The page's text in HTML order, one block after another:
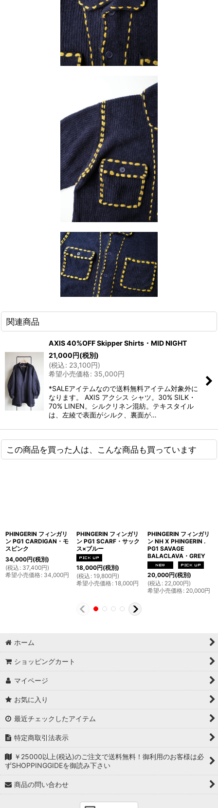
関連商品
AXIS 40%OFF Skipper Shirts・MID NIGHT
21,000円(税別)
(税込: 23,100円)
希望小売価格: 35,000円
*SALEアイテムなので送料無料アイテム対象外に
なります。 AXIS アクシス シャツ。30% SILK・
70% LINEN。シルクリネン混紡。テキスタイル
は、左綾で表面がシルク、裏面が…
この商品を買った人は、こんな商品も買っています
PHINGERIN フィンガリ
ン PG1 CARDIGAN・モ
スピンク
34,000円(税別)
(税込 : 37,400円)
希望小売価格: 34,000円
PHINGERIN フィンガリ
ン PG1 SCARF・サック
ス×ブルー
18,000円(税別)
(税込 : 19,800円)
希望小売価格: 18,000円
PHINGERIN フィンガリ
ン NH X PHINGERIN .
PG1 SAVAGE
BALACLAVA・GREY
20,000円(税別)
(税込 : 22,000円)
希望小売価格: 20,000円
ホーム
ショッピングカート
マイページ
お気に入り
最近チェックしたアイテム
特定商取引法表示
￥25000以上(税込)のご注文で送料無料！御利用のお客様は必
ずSHOPPINGGIDEを御読み下さい
商品の問い合わせ